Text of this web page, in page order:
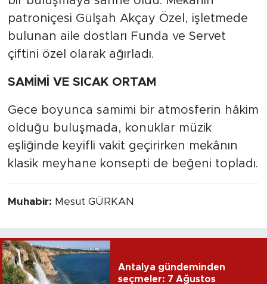
patroniçesi Gülşah Akçay Özel, işletmede
bulunan aile dostları Funda ve Servet
çiftini özel olarak ağırladı.
SAMİMİ VE SICAK ORTAM
Gece boyunca samimi bir atmosferin hâkim
olduğu buluşmada, konuklar müzik
eşliğinde keyifli vakit geçirirken mekânın
klasik meyhane konsepti de beğeni topladı.
Muhabir: Mesut GÜRKAN
Antalya gündeminden
seçmeler: 7 Ağustos